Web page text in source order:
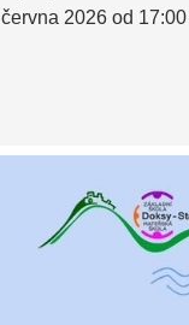
června 2026 od